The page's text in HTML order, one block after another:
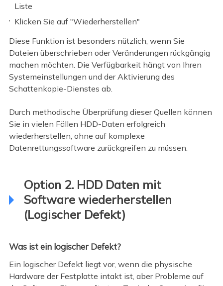
Liste
Klicken Sie auf "Wiederherstellen"
Diese Funktion ist besonders nützlich, wenn Sie
Dateien überschrieben oder Veränderungen rückgängig
machen möchten. Die Verfügbarkeit hängt von Ihren
Systemeinstellungen und der Aktivierung des
Schattenkopie-Dienstes ab.
Durch methodische Überprüfung dieser Quellen können
Sie in vielen Fällen HDD-Daten erfolgreich
wiederherstellen, ohne auf komplexe
Datenrettungssoftware zurückgreifen zu müssen.
Option 2. HDD Daten mit
Software wiederherstellen
(Logischer Defekt)
Was ist ein logischer Defekt?
Ein logischer Defekt liegt vor, wenn die physische
Hardware der Festplatte intakt ist, aber Probleme auf